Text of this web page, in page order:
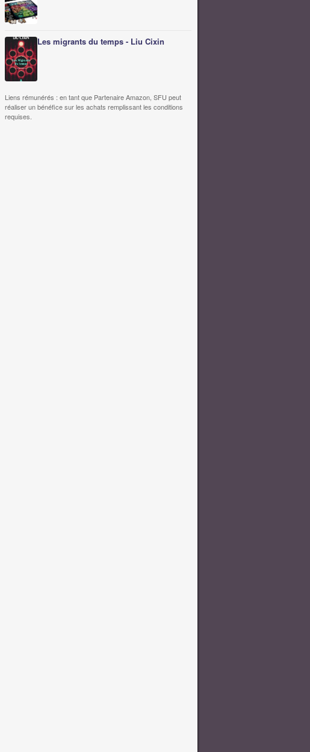
Les migrants du temps - Liu Cixin
Liens rémunérés : en tant que Partenaire Amazon, SFU peut
réaliser un bénéfice sur les achats remplissant les conditions
requises.